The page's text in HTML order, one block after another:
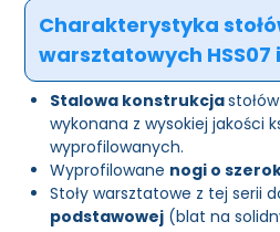
Charakterystyka
warsztatowych HSS07 i
Stalowa konstrukcja
wykonana z wysokiej jakości
wyprofilowanych.
Wyprofilowane nogi o
Stoły warsztatowe z tej serii
podstawowej (blat na